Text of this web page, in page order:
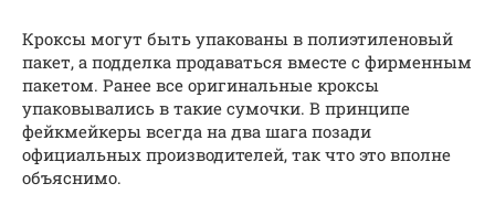
Кроксы могут быть упакованы в полиэтиленовый
пакет, а подделка продаваться вместе с фирменным
пакетом. Ранее все оригинальные кроксы
упаковывались в такие сумочки. В принципе
фейкмейкеры всегда на два шага позади
официальных производителей, так что это вполне
объяснимо.